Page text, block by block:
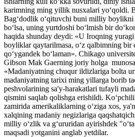
karimning ming yillik nusxalari yo‘qoldi.
Bag‘dodlik o‘qituvchi buni milliy boylikni
bo‘lsa, uning yurtdoshi bo‘lmish bir
haqida shunday deydi: «U Iroqning
boyliklar qaytarilmasa, o‘z qalbimning bir
qo‘ygandek bo‘laman». Chikago
Gibson Mak Gaerning joriy holga
«Madaniyatning chuqur ildizlariga bolta
madaniyatning tarixi ming yillarga borib
peshvolarining sa'y-harakatlari tufayli
qismini saqlab qolishga erishildi.
zamirida amerikaliklarning o‘ziga xos,
xalqining madaniy negizlariga
milliy o‘zlik va g‘ururidan ayirishdek
maqsadi yotganini anglab yetdilar.